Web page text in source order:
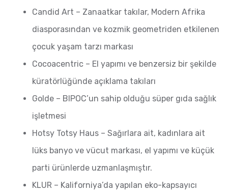
Candid Art – Zanaatkar takılar, Modern Afrika
diasporasından ve kozmik geometriden etkilenen
çocuk yaşam tarzı markası
Cocoacentric – El yapımı ve benzersiz bir şekilde
küratörlüğünde açıklama takıları
Golde – BIPOC’un sahip olduğu süper gıda sağlık
işletmesi
Hotsy Totsy Haus – Sağırlara ait, kadınlara ait
lüks banyo ve vücut markası, el yapımı ve küçük
parti ürünlerde uzmanlaşmıştır.
KLUR – Kaliforniya’da yapılan eko-kapsayıcı